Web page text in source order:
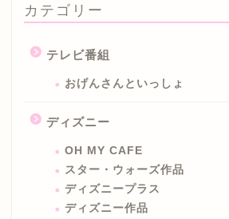
カテゴリー
テレビ番組
おげんさんといっしょ
ディズニー
OH MY CAFE
スター・ウォーズ作品
ディズニープラス
ディズニー作品